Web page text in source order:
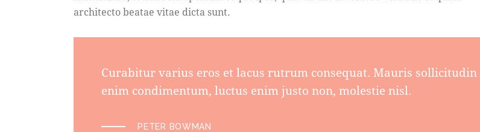
architecto beatae vitae dicta sunt.
Curabitur varius eros et lacus rutrum consequat. Mauris sollicitudin
enim condimentum, luctus enim justo non, molestie nisl.
PETER BOWMAN